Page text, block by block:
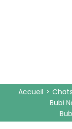
Accueil Chats
Bubi